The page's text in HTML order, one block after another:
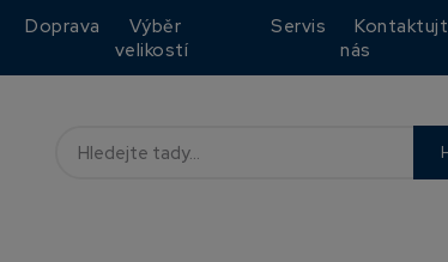
Doprava
Výběr
velikostí
Servis
nás